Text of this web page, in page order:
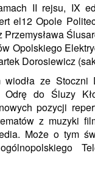
II rejsu, IX
el12 Opole
Przemysława
Opolskiego
Dorosiewicz
wiodła ze Stoczni
Odrę do Śluzy
pozycji
z muzyki
Może o tym